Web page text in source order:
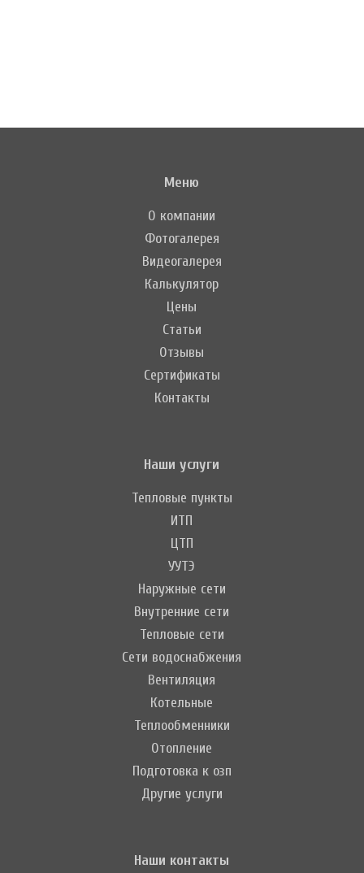
Меню
О компании
Фотогалерея
Видеогалерея
Калькулятор
Цены
Статьи
Отзывы
Сертификаты
Контакты
Наши услуги
Тепловые пункты
ИТП
ЦТП
УУТЭ
Наружные сети
Внутренние сети
Тепловые сети
Сети водоснабжения
Вентиляция
Котельные
Теплообменники
Отопление
Подготовка к озп
Другие услуги
Наши контакты